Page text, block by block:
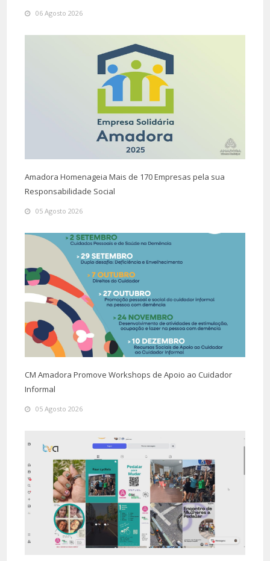
06 Agosto 2026
Amadora Homenageia Mais de 170 Empresas pela sua
Responsabilidade Social
05 Agosto 2026
CM Amadora Promove Workshops de Apoio ao Cuidador
Informal
05 Agosto 2026